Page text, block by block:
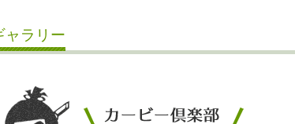
ャラリー